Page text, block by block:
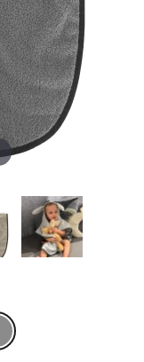
3246 lei
5646 lei